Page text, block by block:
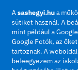
Asashegyi.hua
sütiket használ.
mint például a
Google Fotók,
tartoznak. A